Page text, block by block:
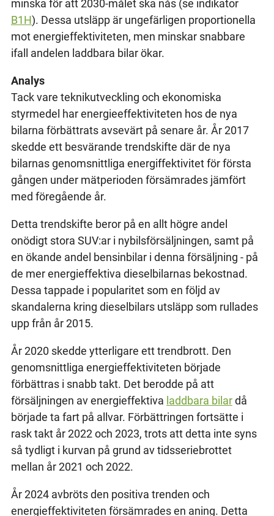
minska för att 2030-målet ska nås (se indikator
B1H). Dessa utsläpp är ungefärligen proportionella
mot energieffektiviteten, men minskar snabbare
ifall andelen laddbara bilar ökar.
Analys
Tack vare teknikutveckling och ekonomiska
styrmedel har energieeffektiviteten hos de nya
bilarna förbättrats avsevärt på senare år. År 2017
skedde ett besvärande trendskifte där de nya
bilarnas genomsnittliga energiffektivitet för första
gången under mätperioden försämrades jämfört
med föregående år.
Detta trendskifte beror på en allt högre andel
onödigt stora SUV:ar i nybilsförsäljningen, samt på
en ökande andel bensinbilar i denna försäljning - på
de mer energieffektiva dieselbilarnas bekostnad.
Dessa tappade i popularitet som en följd av
skandalerna kring dieselbilars utsläpp som rullades
upp från år 2015.
År 2020 skedde ytterligare ett trendbrott. Den
genomsnittliga energieffektiviteten började
förbättras i snabb takt. Det berodde på att
försäljningen av energieffektiva laddbara bilardå
började ta fart på allvar. Förbättringen fortsätte i
rask takt år 2022 och 2023, trots att detta inte syns
så tydligt i kurvan på grund av tidsseriebrottet
mellan år 2021 och 2022.
År 2024 avbröts den positiva trenden och
energieffektiviteten försämrades en aning. Detta